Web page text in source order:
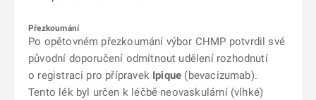
Přezkoumání
Po opětovném přezkoumání výbor CHMP potvrdil své
původní doporučení odmítnout udělení rozhodnutí
o registraci pro přípravek Ipique (bevacizumab).
Tento lék byl určen k léčbě neovaskulární (vlhké)